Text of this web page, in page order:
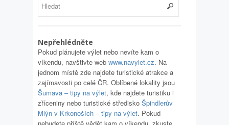
Nepřehlédněte
Pokud plánujete výlet nebo nevíte kam o
víkendu, navštivte web www.navylet.cz. Na
jednom místě zde najdete turistické atrakce a
zajímavosti po celé ČR. Oblíbené lokality jsou
Šumava – tipy na výlet, kde najdete turistiku i
zříceniny nebo turistické středisko Špindlerův
Mlýn v Krkonoších – tipy na výlet. Pokud